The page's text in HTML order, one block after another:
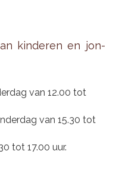
kin­de­ren en jon­
van 12.00 tot
van 15.30 tot
tot 17.00 uur.